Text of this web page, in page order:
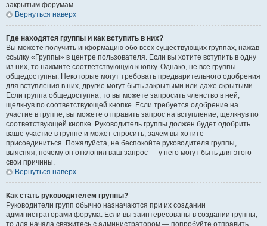
закрытым форумам.
Вернуться наверх
Где находятся группы и как вступить в них?
Вы можете получить информацию обо всех существующих группах, нажав
ссылку «Группы» в центре пользователя. Если вы хотите вступить в одну
из них, то нажмите соответствующую кнопку. Однако, не все группы
общедоступны. Некоторые могут требовать предварительного одобрения
для вступления в них, другие могут быть закрытыми или даже скрытыми.
Если группа общедоступна, то вы можете запросить членство в ней,
щелкнув по соответствующей кнопке. Если требуется одобрение на
участие в группе, вы можете отправить запрос на вступление, щелкнув по
соответствующей кнопке. Руководитель группы должен будет одобрить
ваше участие в группе и может спросить, зачем вы хотите
присоединиться. Пожалуйста, не беспокойте руководителя группы,
выясняя, почему он отклонил ваш запрос — у него могут быть для этого
свои причины.
Вернуться наверх
Как стать руководителем группы?
Руководители групп обычно назначаются при их создании
администраторами форума. Если вы заинтересованы в создании группы,
то для начала свяжитесь с администратором — попробуйте отправить